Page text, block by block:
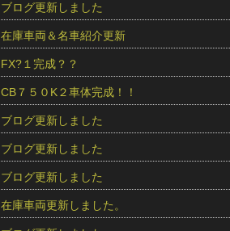
ブログ更新しました
在庫車両＆名車紹介更新
FX?１完成？？
CB７５０K２車体完成！！
ブログ更新しました
ブログ更新しました
ブログ更新しました
在庫車両更新しました。